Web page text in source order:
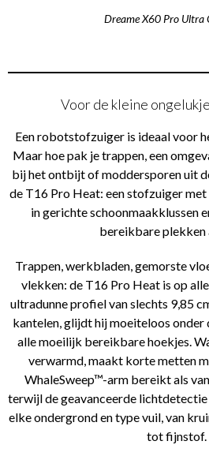
Dreame X60 Pro Ultra
Voor de kleine
Een robotstofzuiger is ideaal voor
Maar hoe pak je trappen, een
bij het ontbijt of moddersporen uit
de T16 Pro Heat: een stofzuiger
in gerichte schoonmaakklussen
bereikbare plekken
Trappen, werkbladen, gemorste
vlekken: de T16 Pro Heat is op
ultradunne profiel van slechts 9,85
kantelen, glijdt hij moeiteloos onder
alle moeilijk bereikbare hoekjes.
verwarmd, maakt korte metten
WhaleSweep™-arm bereikt als
terwijl de geavanceerde
elke ondergrond en type vuil, van
tot fijnstof.